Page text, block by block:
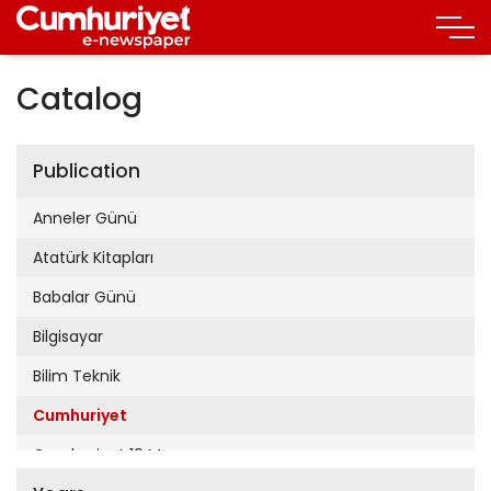
Catalog
Publication
Anneler Günü
Atatürk Kitapları
Babalar Günü
Bilgisayar
Bilim Teknik
Cumhuriyet
Cumhuriyet 19 Mayıs